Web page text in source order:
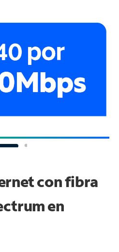
con fibra
en